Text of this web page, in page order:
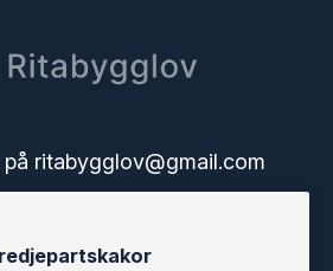
ritabygglov@gmail.com
Startsidan
Användarguide